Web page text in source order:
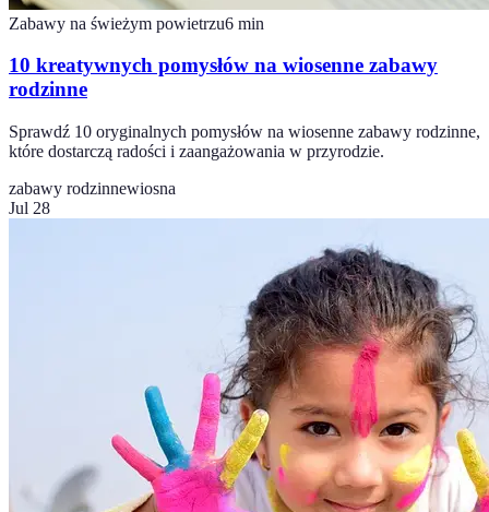
Zabawy na świeżym powietrzu6 min
10 kreatywnych pomysłów na wiosenne zabawy
rodzinne
Sprawdź 10 oryginalnych pomysłów na wiosenne zabawy rodzinne,
które dostarczą radości i zaangażowania w przyrodzie.
zabawy rodzinnewiosna
Jul 28